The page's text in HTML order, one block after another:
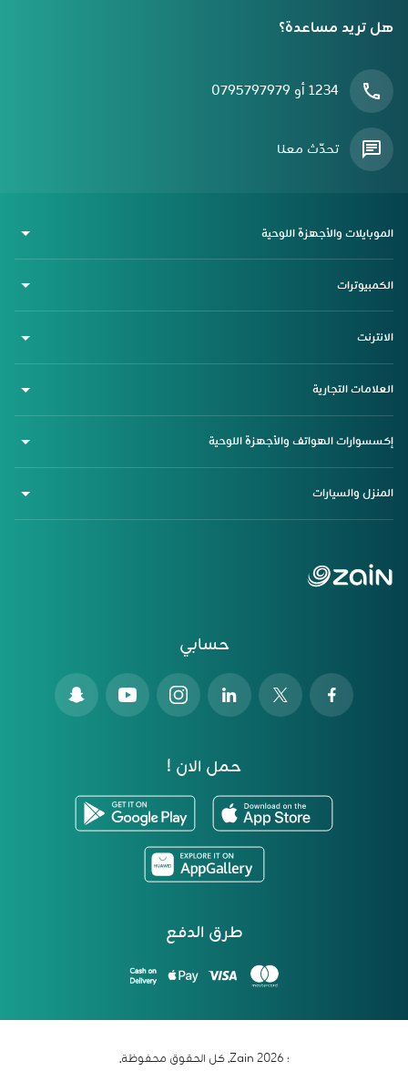
هل تريد مساعدة؟
1234 أو 0795797979
تحدّث معنا
حسابي
حمل الان !
طرق الدفع
الموبايلات والأجهزة اللوحية
الكمبيوترات
الانترنت
العلامات التجارية
إكسسوارات الهواتف والأجهزة اللوحية
المنزل والسيارات
؛ 2026 Zain. كل الحقوق محفوظة.